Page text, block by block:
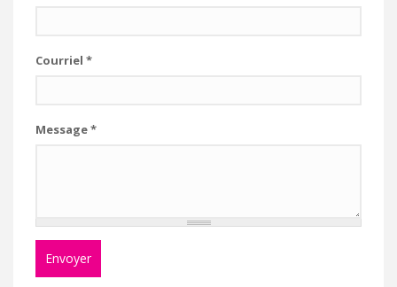
Courriel *
Message*
Envoyer